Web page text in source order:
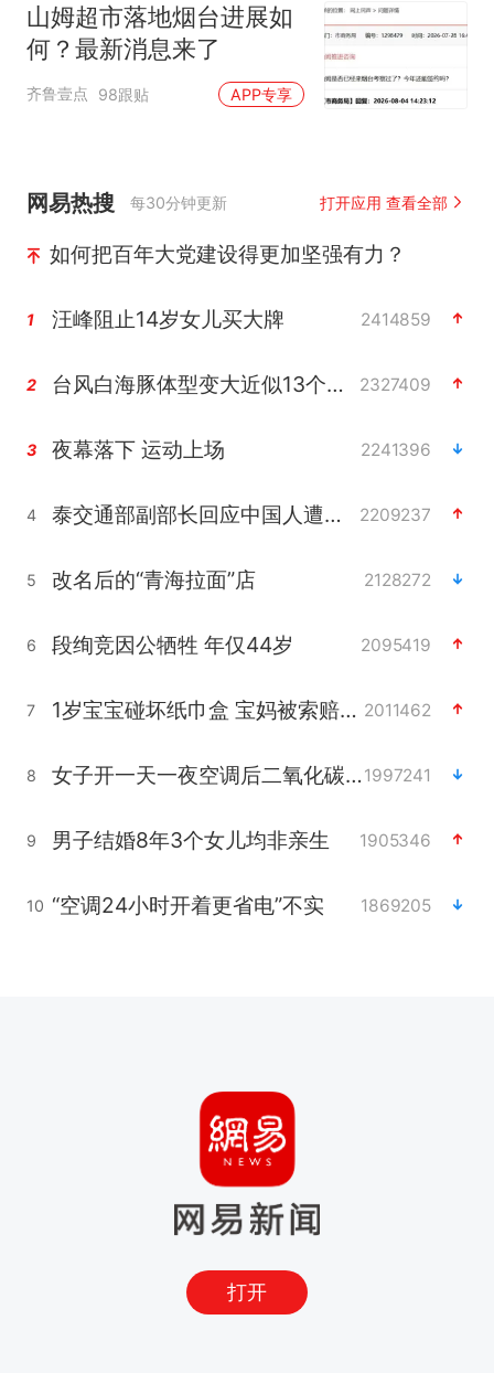
山姆超市落地烟台进展如
何？最新消息来了
齐鲁壹点 98跟贴 APP专享
网易热搜 每30分钟更新 打开应用 查看全部
如何把百年大党建设得更加坚强有力？
1 汪峰阻止14岁女儿买大牌 2414859
2 台风白海豚体型变大近似13个浙江面积 2327409
3 夜幕落下 运动上场 2241396
4 泰交通部副部长回应中国人遭歧视手势 2209237
5 改名后的“青海拉面”店 2128272
6 段绚竞因公牺牲 年仅44岁 2095419
7 1岁宝宝碰坏纸巾盒 宝妈被索赔924元 2011462
8 女子开一天一夜空调后二氧化碳中毒1997241
9 男子结婚8年3个女儿均非亲生 1905346
10 “空调24小时开着更省电”不实 1869205
打开